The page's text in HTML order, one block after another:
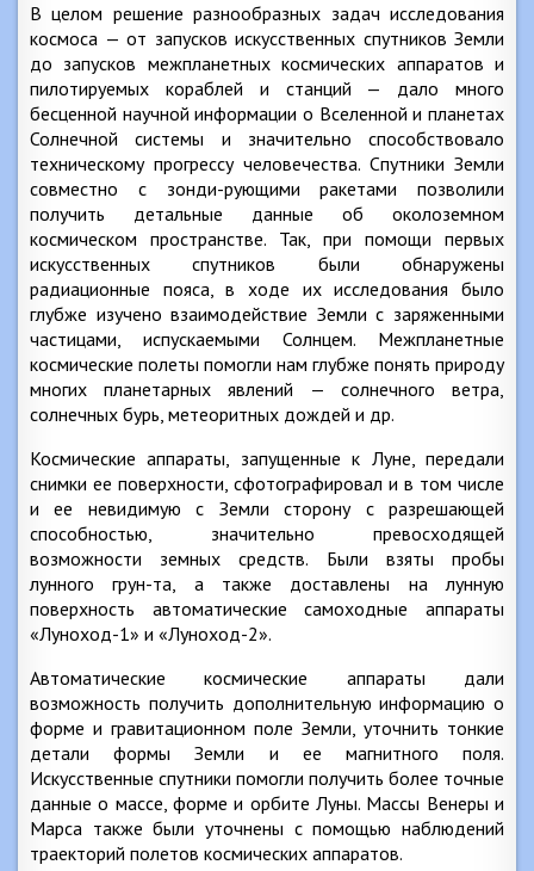
В целом решение разнообразных задач исследования
космоса — от запусков искусственных спутников Земли
до запусков межпланетных космических аппаратов и
пилотируемых кораблей и станций — дало много
бесценной научной информации о Вселенной и планетах
Солнечной системы и значительно способствовало
техническому прогрессу человечества. Спутники Земли
совместно с зонди-рующими ракетами позволили
получить детальные данные об околоземном
космическом пространстве. Так, при помощи первых
искусственных спутников были обнаружены
радиационные пояса, в ходе их исследования было
глубже изучено взаимодействие Земли с заряженными
частицами, испускаемыми Солнцем. Межпланетные
космические полеты помогли нам глубже понять природу
многих планетарных явлений — солнечного ветра,
солнечных бурь, метеоритных дождей и др.
Космические аппараты, запущенные к Луне, передали
снимки ее поверхности, сфотографировал и в том числе
и ее невидимую с Земли сторону с разрешающей
способностью, значительно превосходящей
возможности земных средств. Были взяты пробы
лунного грун-та, а также доставлены на лунную
поверхность автоматические самоходные аппараты
«Луноход-1» и «Луноход-2».
Автоматические космические аппараты дали
возможность получить дополнительную информацию о
форме и гравитационном поле Земли, уточнить тонкие
детали формы Земли и ее магнитного поля.
Искусственные спутники помогли получить более точные
данные о массе, форме и орбите Луны. Массы Венеры и
Марса также были уточнены с помощью наблюдений
траекторий полетов космических аппаратов.